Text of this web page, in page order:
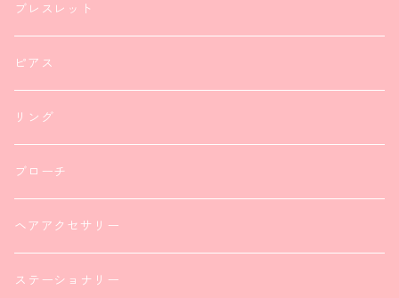
ブレスレット
ピアス
リング
ブローチ
ヘアアクセサリー
ステーショナリー